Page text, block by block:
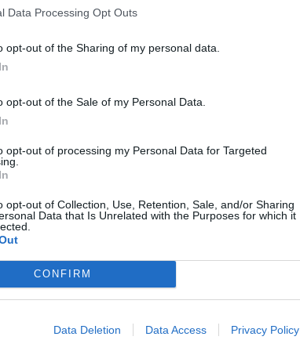
Data Processing Opt Outs
opt-out of the Sharing of my personal data.
opt-out of the Sale of my Personal Data.
opt-out of processing my Personal Data for Targeted
opt-out of Collection, Use, Retention, Sale, and/or Sharing
Data that Is Unrelated with the Purposes for which it
CONFIRM
Data Deletion Data Access Privacy Policy
el resto.
de nubes bajas y
por la mañana y de nubes de evolución
por la tarde, y el viento soplará flojo
en el litoral norte de Valencia, y girará a
y de Alicante
se prevé un ascenso en el sur de
resto.
a chubascos acompañados de tormenta y
la tarde, mientras que por la mañana el
a intervalos nubosos de evolución
y elviento será flojode dirección
componente sur en Castellón y Alicante, a
en el litoral de Valencia al mediodía;